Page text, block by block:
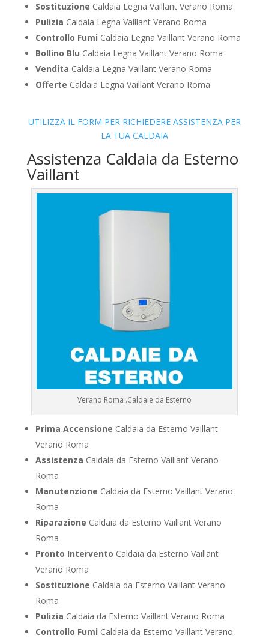
Sostituzione Caldaia Legna Vaillant Verano Roma
Pulizia Caldaia Legna Vaillant Verano Roma
Controllo Fumi Caldaia Legna Vaillant Verano Roma
Bollino Blu Caldaia Legna Vaillant Verano Roma
Vendita Caldaia Legna Vaillant Verano Roma
Offerte Caldaia Legna Vaillant Verano Roma
UTILIZZA IL FORM PER RICHIEDERE ASSISTENZA PER
LA TUA CALDAIA
Assistenza Caldaia da Esterno
Vaillant
Verano Roma .Caldaie da Esterno
Prima Accensione Caldaia da Esterno Vaillant
Verano Roma
Assistenza Caldaia da Esterno Vaillant Verano
Roma
Manutenzione Caldaia da Esterno Vaillant Verano
Roma
Riparazione Caldaia da Esterno Vaillant Verano
Roma
Pronto Intervento Caldaia da Esterno Vaillant
Verano Roma
Sostituzione Caldaia da Esterno Vaillant Verano
Roma
Pulizia Caldaia da Esterno Vaillant Verano Roma
Controllo Fumi Caldaia da Esterno Vaillant Verano